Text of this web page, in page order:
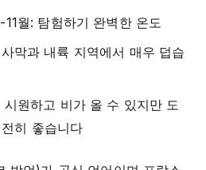
월: 탐험하기 완벽한 온도
막과 내륙 지역에서 매우 덥습
시원하고 비가 올 수 있지만 도
히 좋습니다